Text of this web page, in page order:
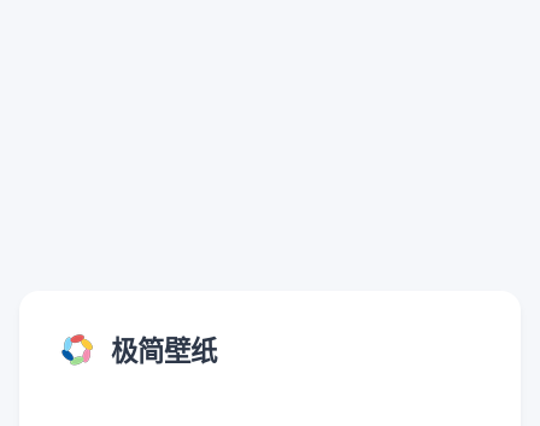
极简壁纸